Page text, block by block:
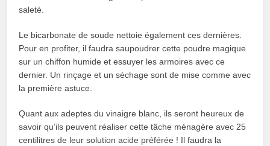
saleté.
Le bicarbonate de soude nettoie également ces dernières.
Pour en profiter, il faudra saupoudrer cette poudre magique
sur un chiffon humide et essuyer les armoires avec ce
dernier. Un rinçage et un séchage sont de mise comme avec
la première astuce.
Quant aux adeptes du vinaigre blanc, ils seront heureux de
savoir qu’ils peuvent réaliser cette tâche ménagère avec 25
centilitres de leur solution acide préférée ! Il faudra la